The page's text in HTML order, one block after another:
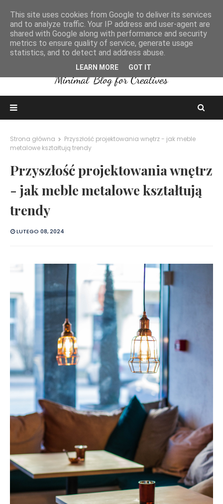
Strona główna
Przyszłość projektowania wnętrz - jak meble
metalowe kształtują trendy
Przyszłość projektowania wnętrz
- jak meble metalowe kształtują
trendy
LUTEGO 08, 2024
This site uses cookies from Google to deliver its services
and to analyze traffic. Your IP address and user-agent are
shared with Google along with performance and security
metrics to ensure quality of service, generate usage
statistics, and to detect and address abuse.
LEARN MORE GOT IT